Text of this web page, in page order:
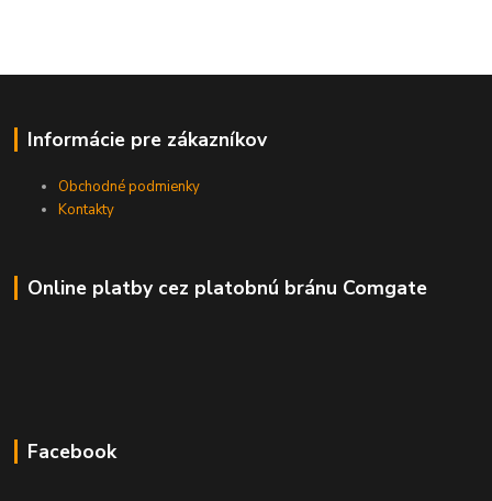
Informácie pre zákazníkov
Obchodné podmienky
Kontakty
Online platby cez platobnú bránu Comgate
Facebook